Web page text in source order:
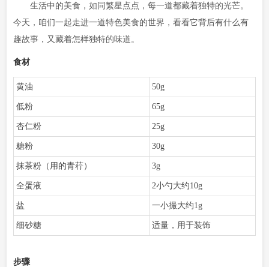
生活中的美食，如同繁星点点，每一道都藏着独特的光芒。
今天，咱们一起走进一道特色美食的世界，看看它背后有什么有
趣故事，又藏着怎样独特的味道。
食材
黄油 50g
低粉 65g
杏仁粉 25g
糖粉 30g
抹茶粉（用的青荇） 3g
全蛋液 2小勺大约10g
盐 一小撮大约1g
细砂糖 适量，用于装饰
步骤